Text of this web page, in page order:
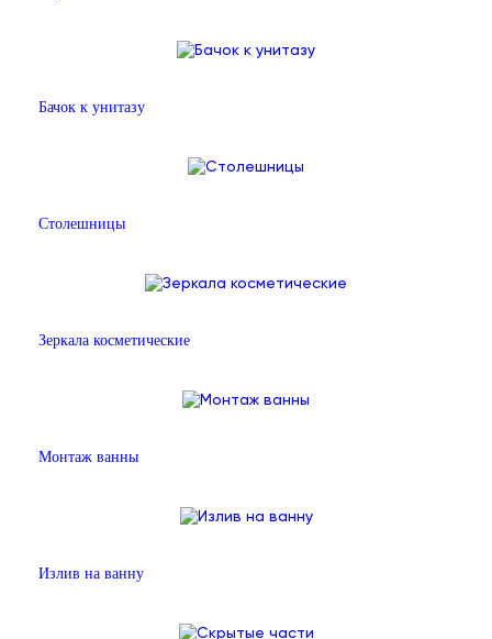
Бачок к унитазу
Столешницы
Зеркала косметические
Монтаж ванны
Излив на ванну